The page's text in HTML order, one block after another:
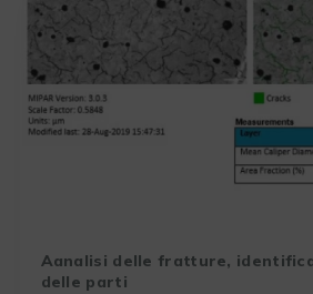
Aanalisi delle fratture,
delle parti